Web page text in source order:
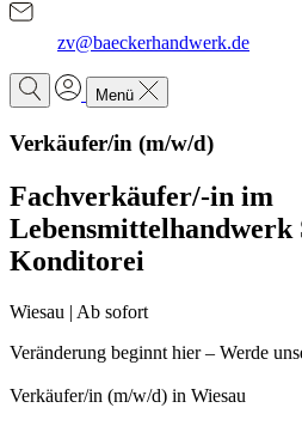
zv@baeckerhandwerk.de
Menü
Verkäufer/in (m/w/d)
Fachverkäufer/-in im
Lebensmittelhandwerk
Konditorei
Wiesau | Ab sofort
Veränderung beginnt hier – Werde
Verkäufer/in (m/w/d) in Wiesau